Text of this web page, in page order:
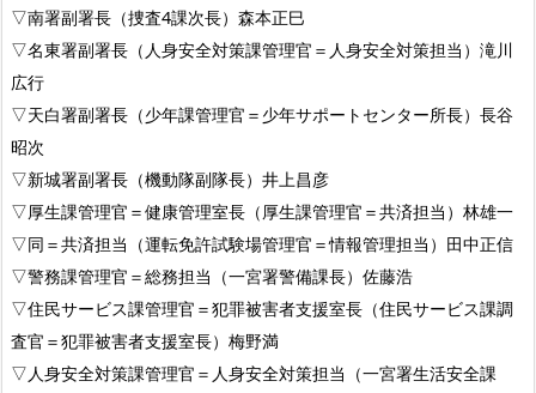
▽南署副署長（捜査4課次長）森本正巳
▽名東署副署長（人身安全対策課管理官＝人身安全対策担当）滝川
広行
▽天白署副署長（少年課管理官＝少年サポートセンター所長）長谷
昭次
▽新城署副署長（機動隊副隊長）井上昌彦
▽厚生課管理官＝健康管理室長（厚生課管理官＝共済担当）林雄一
▽同＝共済担当（運転免許試験場管理官＝情報管理担当）田中正信
▽警務課管理官＝総務担当（一宮署警備課長）佐藤浩
▽住民サービス課管理官＝犯罪被害者支援室長（住民サービス課調
査官＝犯罪被害者支援室長）梅野満
▽人身安全対策課管理官＝人身安全対策担当（一宮署生活安全課